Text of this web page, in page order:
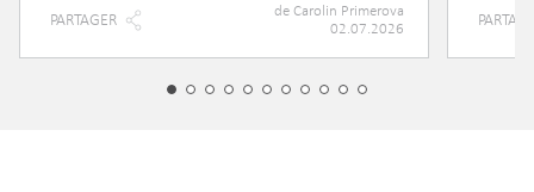
PARTAGER deCarolin Primerova
02.07.2026